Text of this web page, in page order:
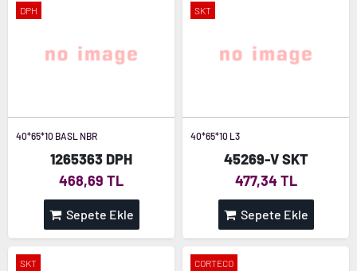
DPH
40*65*10 BASL NBR
1265363 DPH
468,69 TL
Sepete Ekle
SKT
40*65*10 L3
45269-V SKT
477,34 TL
Sepete Ekle
SKT CORTECO